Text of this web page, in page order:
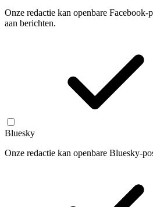
Onze redactie kan openbare Facebook-
aan berichten.
Bluesky
Onze redactie kan openbare Bluesky-